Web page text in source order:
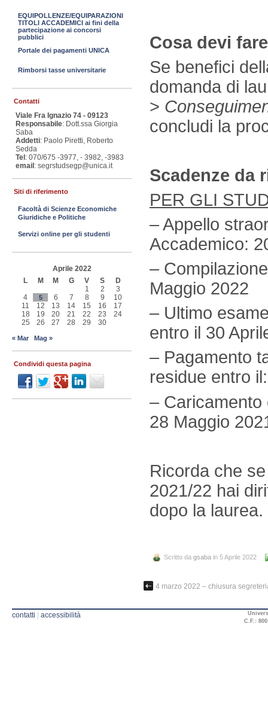
Cosa devi
Se benefici
domanda di
>
concludi la
Scadenze da
PER GLI
– Appello
Accademico:
–
Maggio 2022
– Ultimo
entro il 30
– Pagamento
residue entro
–
28 Maggio
Ricorda che
2021/22 hai
dopo la laurea.
Scritto da gsaba in 5 Aprile 2022
4 marzo 2022 – chiusura
EQUIPOLLENZE/EQUIPARAZIONI
TITOLI ACCADEMICI ai fini della
partecipazione ai concorsi
pubblici
Portale dei pagamenti UNICA
Rimborsi tasse universitarie
Contatti
Viale Fra Ignazio 74 - 09123
Responsabile: Dott.ssa Giorgia
Saba
Addetti: Paolo Piretti, Roberto
Sedda
Tel : 070/675 -3977, - 3982, -3983
email : segrstudsegp@unica.it
Siti di riferimento
Facoltà di Scienze Economiche
Giuridiche e Politiche
Servizi online per gli studenti
Aprile 2022
L
M M G V S
D
1
2
3
4
5 6 7 8 9
10
11
12 13 14 15 16
17
18
19 20 21 22 23
24
25
26 27 28 29 30
« Mar Mag »
Condividi questa pagina
contatti | accessibilità
C.F.: